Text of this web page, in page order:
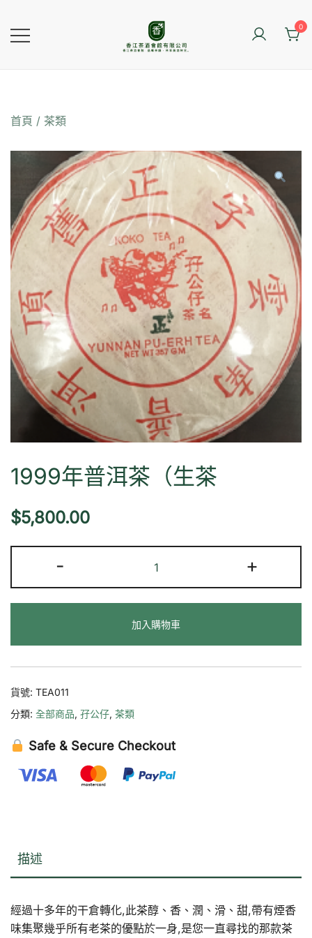
content
0
首頁 / 茶類
1999年普洱茶（生茶
$5,800.00
-
年
普
茶
（生
茶
+
加入購物車
貨號: TEA011
分類: 全部商品, 孖公仔, 茶類
Safe & Secure Checkout
描述
經過十多年的干倉轉化,此茶醇、香、潤、滑、甜,帶有煙香
味集聚幾乎所有老茶的優點於一身,是您一直尋找的那款茶